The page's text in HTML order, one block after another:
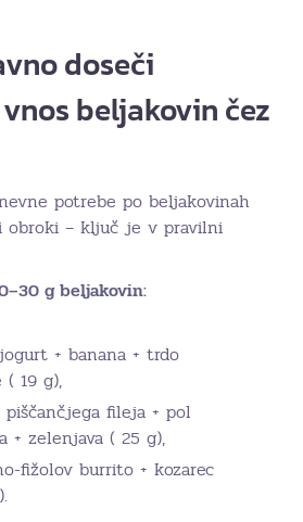
doseči
beljakovin čez
potrebe po beljakovinah
obroki – ključ je v pravilni
g beljakovin:
+ banana + trdo
19 g),
piščančjega fileja + pol
+ zelenjava ( 25 g),
fižolov burrito + kozarec